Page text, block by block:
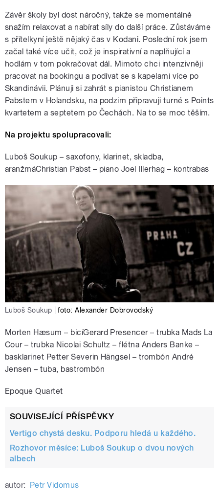
Závěr školy byl dost náročný, takže se momentálně
snažím relaxovat a nabírat síly do další práce. Zůstáváme
s přítelkyní ještě nějaký čas v Kodani. Poslední rok jsem
začal také více učit, což je inspirativní a naplňující a
hodlám v tom pokračovat dál. Mimoto chci intenzivněji
pracovat na bookingu a podívat se s kapelami více po
Skandinávii. Plánuji si zahrát s pianistou Christianem
Pabstem v Holandsku, na podzim připravuji turné s Points
kvartetem a septetem po Čechách. Na to se moc těším.
Na projektu spolupracovali:
Luboš Soukup – saxofony, klarinet, skladba,
aranžmáChristian Pabst – piano Joel Illerhag – kontrabas
Luboš Soukup foto: Alexander Dobrovodský
Morten Hæsum – bicíGerard Presencer – trubka Mads La
Cour – trubka Nicolai Schultz – flétna Anders Banke –
basklarinet Petter Severin Hängsel – trombón André
Jensen – tuba, bastrombón
Epoque Quartet
SOUVISEJÍCÍ PŘÍSPĚVKY
Vertigo chystá desku. Podporu hledá u každého.
Rozhovor měsíce: Luboš Soukup o dvou nových
albech
autor: Petr Vidomus